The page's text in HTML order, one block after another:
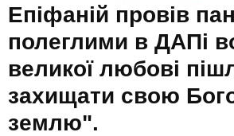
Епіфаній провів
полеглими в ДАПі
великої любові
захищати свою
землю".